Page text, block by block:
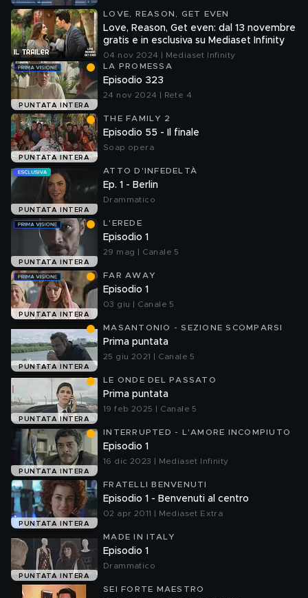
LOVE, REASON, GET EVEN
Love, Reason, Get even: dal 13 novembre
gratis e in esclusiva su Mediaset Infinity
04 nov 2024 | Mediaset Infinity
PUNTATA INTERA
LA PROMESSA
Episodio 323
24 nov 2024 | Rete 4
PUNTATA INTERA
THE FAMILY 2
Episodio 55 - Il finale
Soap opera
PUNTATA INTERA
ATTO D'INFEDELTÀ
Ep. 1 - Berlin
Drammatico
PUNTATA INTERA
L'EREDE
Episodio 1
29 mag | Canale 5
PUNTATA INTERA
FAR AWAY
Episodio 1
03 giu | Canale 5
PUNTATA INTERA
MASANTONIO - SEZIONE SCOMPARSI
Prima puntata
25 giu 2021 | Canale 5
PUNTATA INTERA
LE ONDE DEL PASSATO
Prima puntata
19 feb 2025 | Canale 5
PUNTATA INTERA
INTERRUPTED - L'AMORE INCOMPIUTO
Episodio 1
16 dic 2023 | Mediaset Infinity
PUNTATA INTERA
FRATELLI BENVENUTI
Episodio 1 - Benvenuti al centro
02 apr 2011 | Mediaset Extra
PUNTATA INTERA
MADE IN ITALY
Episodio 1
Drammatico
SEI FORTE MAESTRO